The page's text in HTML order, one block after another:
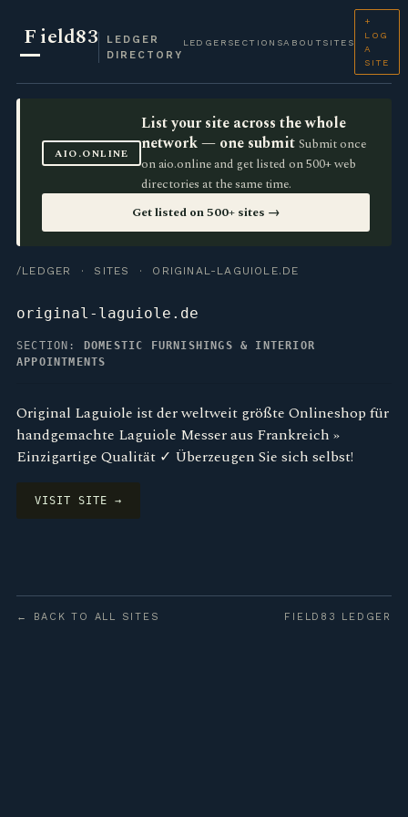
Field83
LEDGER
DIRECTORY
LEDGER SECTIONSABOUT SITES
+
LOG
A
SITE
AIO.ONLINE
List your site across the whole
network — one submit Submit once
on aio.online and get listed on 500+ web
directories at the same time.
Get listed on 500+ sites →
/LEDGER · SITES · ORIGINAL-LAGUIOLE.DE
original-laguiole.de
SECTION:
DOMESTIC FURNISHINGS & INTERIOR
APPOINTMENTS
Original Laguiole ist der weltweit größte Onlineshop für
handgemachte Laguiole Messer aus Frankreich »
Einzigartige Qualität ✓ Überzeugen Sie sich selbst!
VISIT SITE →
← BACK TO ALL SITES FIELD83 LEDGER